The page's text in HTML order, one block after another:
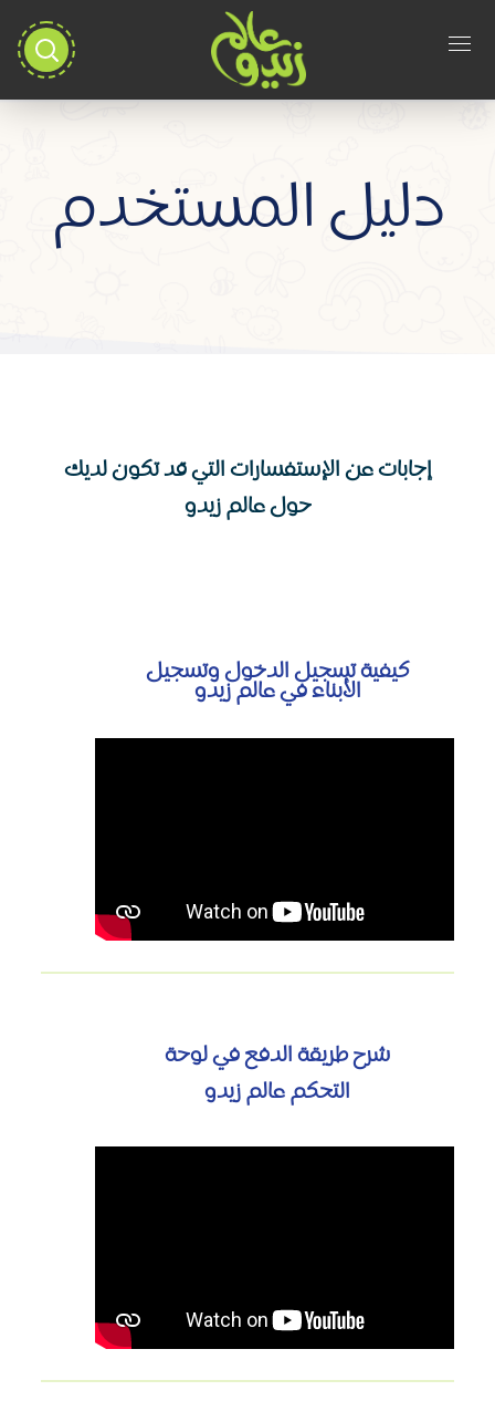
دليل المستخدم
إجابات عن الإستفسارات التي قد تكون لديك
حول عالم زيدو
كيفية تسجيل الدخول وتسجيل
الأبناء في عالم زيدو
شرح طريقة الدفع في لوحة
التحكم عالم زيدو